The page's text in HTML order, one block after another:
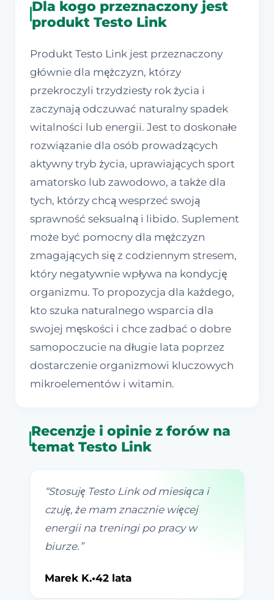
Dla kogo przeznaczony jest
produkt Testo Link
Produkt Testo Link jest przeznaczony
głównie dla mężczyzn, którzy
przekroczyli trzydziesty rok życia i
zaczynają odczuwać naturalny spadek
witalności lub energii. Jest to doskonałe
rozwiązanie dla osób prowadzących
aktywny tryb życia, uprawiających sport
amatorsko lub zawodowo, a także dla
tych, którzy chcą wesprzeć swoją
sprawność seksualną i libido. Suplement
może być pomocny dla mężczyzn
zmagających się z codziennym stresem,
który negatywnie wpływa na kondycję
organizmu. To propozycja dla każdego,
kto szuka naturalnego wsparcia dla
swojej męskości i chce zadbać o dobre
samopoczucie na długie lata poprzez
dostarczenie organizmowi kluczowych
mikroelementów i witamin.
Recenzje i opinie z forów na
temat Testo Link
“Stosuję Testo Link od miesiąca i
czuję, że mam znacznie więcej
energii na treningi po pracy w
biurze. ”
Marek K.•42 lata